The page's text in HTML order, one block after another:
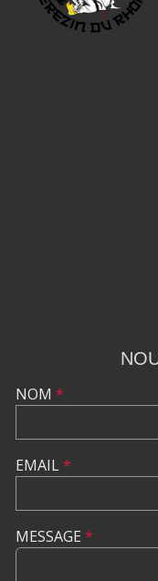
NOM *
EMAIL*
MESSAGE *